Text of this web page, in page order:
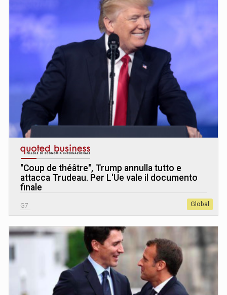
"Coup de théâtre", Trump annulla tutto e
attacca Trudeau. Per L'Ue vale il documento
finale
G7 Global